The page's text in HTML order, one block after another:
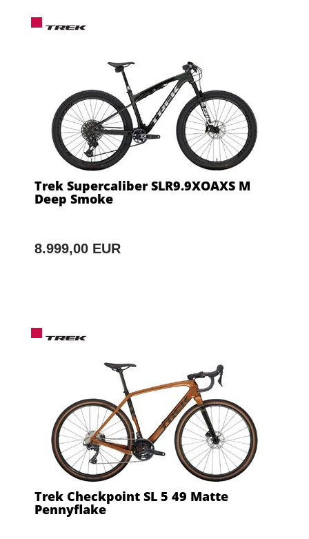
Trek Supercaliber SLR9.9XOAXS M
Deep Smoke
8.999,00 EUR
Trek Checkpoint SL 5 49 Matte
Pennyflake